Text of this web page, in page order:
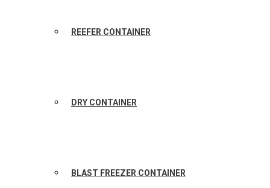
REEFER CONTAINER
DRY CONTAINER
BLAST FREEZER CONTAINER